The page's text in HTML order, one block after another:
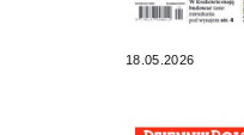
18.05.2026